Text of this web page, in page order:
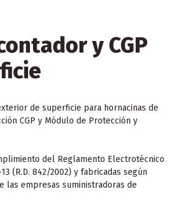
y CGP
de superficie para hornacinas de
CGP y Módulo de Protección y
del Reglamento Electrotécnico
(R.D. 842/2002) y fabricadas según
las empresas suministradoras de